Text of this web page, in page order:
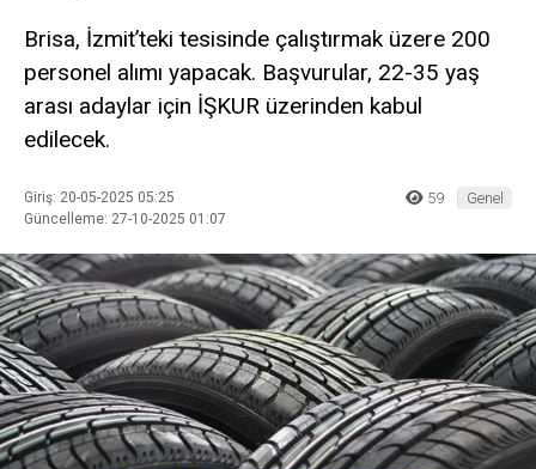
Brisa, İzmit’teki tesisinde çalıştırmak üzere 200
personel alımı yapacak. Başvurular, 22-35 yaş
arası adaylar için İŞKUR üzerinden kabul
edilecek.
Giriş: 20-05-2025 05:25
Güncelleme: 27-10-2025 01:07
59 Genel